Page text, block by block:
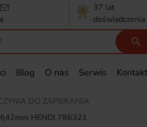
37 lat
doświadczenia

Blog O nas Serwis Kontakt
DO ZAPIEKANIA
HENDI 786321